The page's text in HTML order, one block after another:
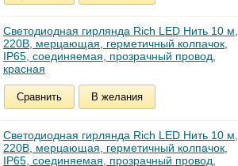
Светодиодная гирлянда Rich LED Нить 10 м,
220В, мерцающая, герметичный колпачок,
IP65, соединяемая, прозрачный провод,
красная
Сравнить В желания
Светодиодная гирлянда Rich LED Нить 10 м,
220В, мерцающая, герметичный колпачок,
IP65, соединяемая, прозрачный провод,